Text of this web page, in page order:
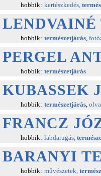
hobbik: kertészkedés,
hobbik: természetjárás,
PERGEL
hobbik: természetjárás
KUBASSEK
hobbik: természetjárás,
FRANCZ
hobbik: labdarugás,
BARANYI
hobbik: művészetek,